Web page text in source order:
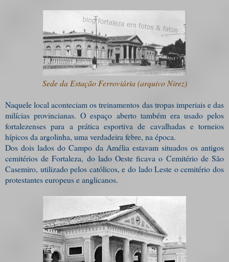
Sede da Estação Ferroviária (arquivo Nirez)
Naquele local aconteciam os treinamentos das tropas imperiais e das
milícias provincianas. O espaço aberto também era usado pelos
fortalezenses para a prática esportiva de cavalhadas e torneios
hípicos da argolinha, uma verdadeira febre, na época.
Dos dois lados do Campo da Amélia estavam situados os antigos
cemitérios de Fortaleza, do lado Oeste ficava o Cemitério de São
Casemiro, utilizado pelos católicos, e do lado Leste o cemitério dos
protestantes europeus e anglicanos.